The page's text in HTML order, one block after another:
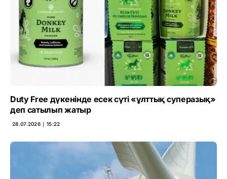
Duty Free дүкенінде есек сүті «ұлттық суперазық»
деп сатылып жатыр
28.07.2026 ∣ 15:22